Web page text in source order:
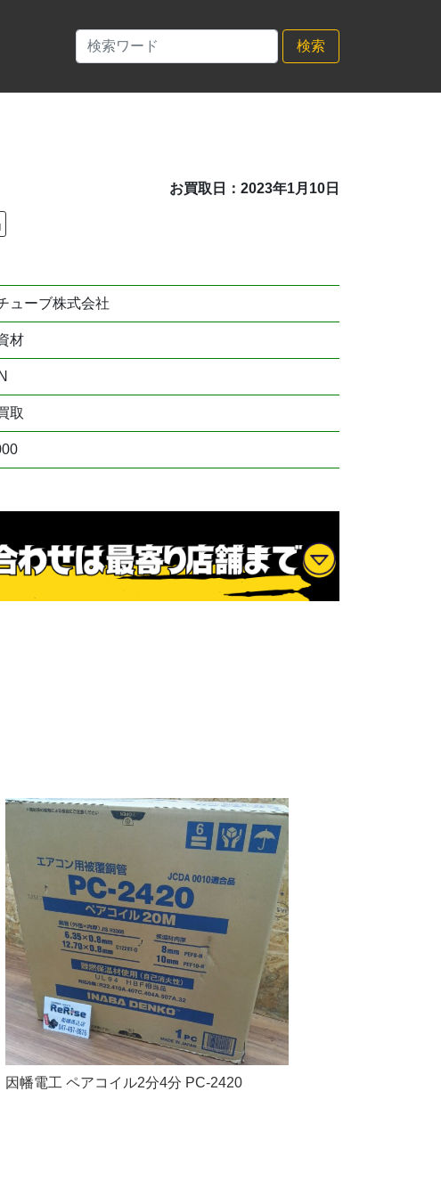
検索
お買取日：2023年1月10日
ューブ株式会社
材
取
因幡電工 ペアコイル2分4分 PC-2420